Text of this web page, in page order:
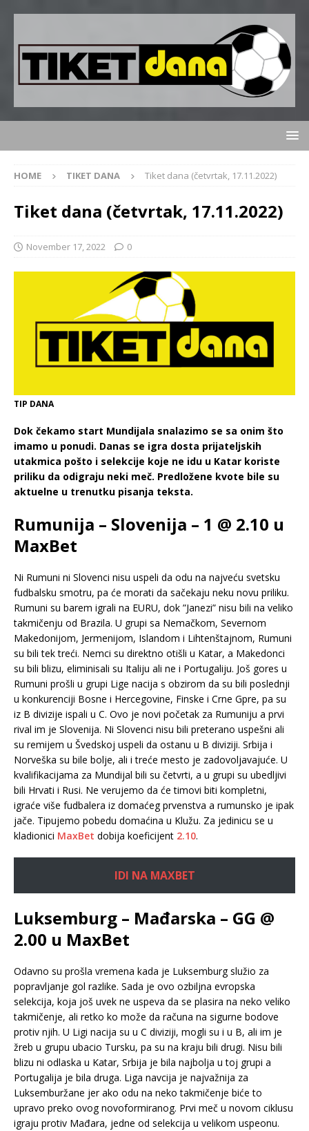
HOME TIKET DANA Tiket dana (četvrtak, 17.11.2022)
Tiket dana (četvrtak, 17.11.2022)
November 17, 2022 0
TIP DANA
Dok čekamo start Mundijala snalazimo se sa onim što
imamo u ponudi. Danas se igra dosta prijateljskih
utakmica pošto i selekcije koje ne idu u Katar koriste
priliku da odigraju neki meč. Predložene kvote bile su
aktuelne u trenutku pisanja teksta.
Rumunija – Slovenija – 1 @ 2.10 u
MaxBet
Ni Rumuni ni Slovenci nisu uspeli da odu na najveću svetsku
fudbalsku smotru, pa će morati da sačekaju neku novu priliku.
Rumuni su barem igrali na EURU, dok ”Janezi” nisu bili na veliko
takmičenju od Brazila. U grupi sa Nemačkom, Severnom
Makedonijom, Jermenijom, Islandom i Lihtenštajnom, Rumuni
su bili tek treći. Nemci su direktno otišli u Katar, a Makedonci
su bili blizu, eliminisali su Italiju ali ne i Portugaliju. Još gores u
Rumuni prošli u grupi Lige nacija s obzirom da su bili poslednji
u konkurenciji Bosne i Hercegovine, Finske i Crne Gpre, pa su
iz B divizije ispali u C. Ovo je novi početak za Rumuniju a prvi
rival im je Slovenija. Ni Slovenci nisu bili preterano uspešni ali
su remijem u Švedskoj uspeli da ostanu u B diviziji. Srbija i
Norveška su bile bolje, ali i treće mesto je zadovoljavajuće. U
kvalifikacijama za Mundijal bili su četvrti, a u grupi su ubedljivi
bili Hrvati i Rusi. Ne verujemo da će timovi biti kompletni,
igraće više fudbalera iz domaćeg prvenstva a rumunsko je ipak
jače. Tipujemo pobedu domaćina u Klužu. Za jedinicu se u
kladionici MaxBet dobija koeficijent 2.10.
IDI NA MAXBET
Luksemburg – Mađarska – GG @
2.00 u MaxBet
Odavno su prošla vremena kada je Luksemburg služio za
popravljanje gol razlike. Sada je ovo ozbiljna evropska
selekcija, koja još uvek ne uspeva da se plasira na neko veliko
takmičenje, ali retko ko može da računa na sigurne bodove
protiv njih. U Ligi nacija su u C diviziji, mogli su i u B, ali im je
žreb u grupu ubacio Tursku, pa su na kraju bili drugi. Nisu bili
blizu ni odlaska u Katar, Srbija je bila najbolja u toj grupi a
Portugalija je bila druga. Liga navcija je najvažnija za
Luksemburžane jer ako odu na neko takmičenje biće to
upravo preko ovog novoformiranog. Prvi meč u novom ciklusu
igraju protiv Mađara, jedne od selekcija u velikom uspeonu.